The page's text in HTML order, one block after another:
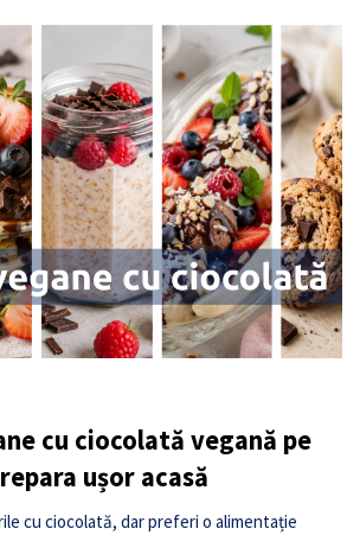
cu ciocolată vegană pe
ușor acasă
cu ciocolată, dar preferi o alimentație